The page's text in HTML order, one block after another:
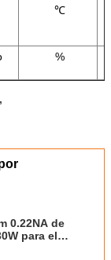
℃
%
,
0.22NA de
para el